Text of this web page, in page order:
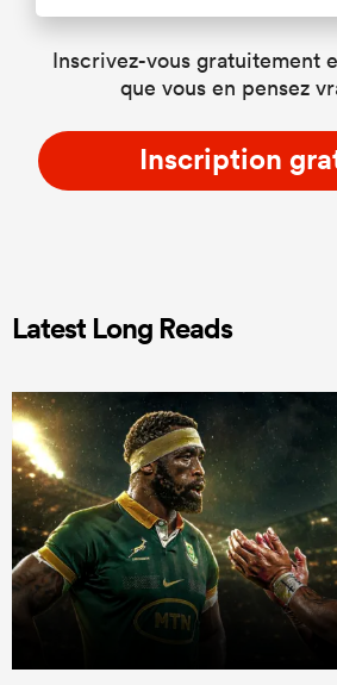
Inscrivez-vous gratuitement
que vous en pensez
Inscription
Latest Long Reads